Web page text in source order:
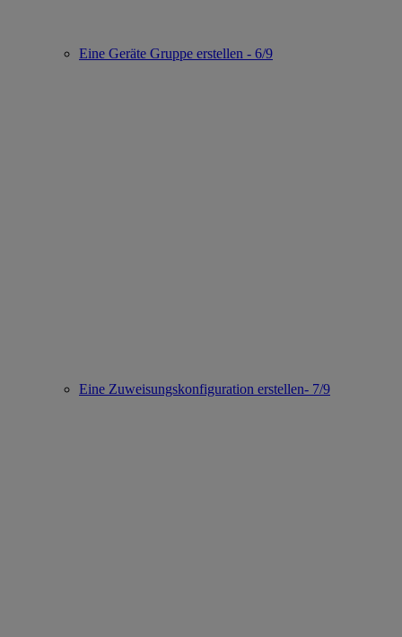
Eine Geräte Gruppe erstellen - 6/9
Eine Zuweisungskonfiguration erstellen- 7/9